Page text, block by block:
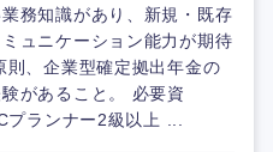
務知識があり、新規・既存
ュニケーション能力が期待
則、企業型確定拠出年金の
があること。 必要資
プランナー2級以上 ...